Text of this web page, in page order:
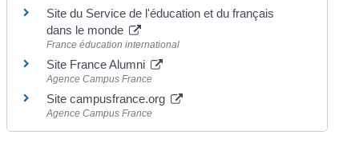
Site du Service de l'éducation et du français
dans le monde
France éducation international
Site France Alumni
Agence Campus France
Site campusfrance.org
Agence Campus France